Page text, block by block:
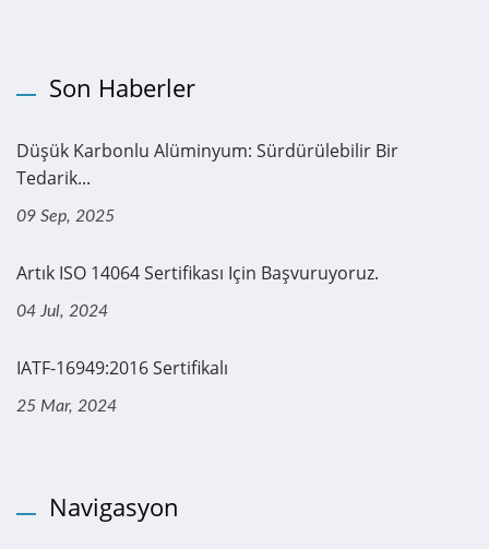
Son Haberler
Düşük Karbonlu Alüminyum: Sürdürülebilir Bir
Tedarik...
09 Sep, 2025
Artık ISO 14064 Sertifikası Için Başvuruyoruz.
04 Jul, 2024
IATF-16949:2016 Sertifikalı
25 Mar, 2024
Navigasyon